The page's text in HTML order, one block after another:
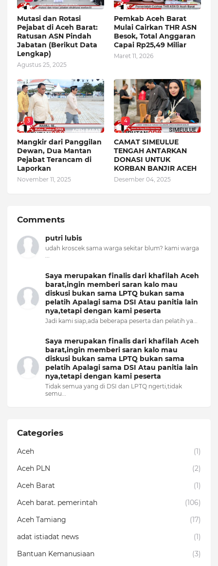
Mutasi dan Rotasi
Pejabat di Aceh Barat:
Ratusan ASN Pindah
Jabatan (Berikut Data
Lengkap)
Agustus 25, 2025
Pemkab Aceh Barat
Mulai Cairkan THR ASN
Besok, Total Anggaran
Capai Rp25,49 Miliar
Maret 11, 2026
3
Mangkir dari Panggilan
Dewan, Dua Mantan
Pejabat Terancam di
Laporkan
November 11, 2025
4
CAMAT SIMEULUE
TENGAH ANTARKAN
DONASI UNTUK
KORBAN BANJIR ACEH
Desember 04, 2025
Comments
putri lubis
udah kroscek sama warga sekitar blum? kami warga
...
Saya merupakan finalis dari khafilah Aceh
barat,ingin memberi saran kalo mau
diskusi bukan sama LPTQ bukan sama
pelatih Apalagi sama DSI Atau panitia lain
nya,tetapi dengan kami peserta
Jadi kami siap,ada beberapa peserta dan pelatih ya...
Saya merupakan finalis dari khafilah Aceh
barat,ingin memberi saran kalo mau
diskusi bukan sama LPTQ bukan sama
pelatih Apalagi sama DSI Atau panitia lain
nya,tetapi dengan kami peserta
Tidak semua yang di DSI dan LPTQ ngerti,tidak
semu...
Categories
Aceh
(1)
Aceh PLN
(2)
Aceh Barat
(1)
Aceh barat. pemerintah
(106)
Aceh Tamiang
(17)
adat istiadat news
(1)
Bantuan Kemanusiaan
(3)